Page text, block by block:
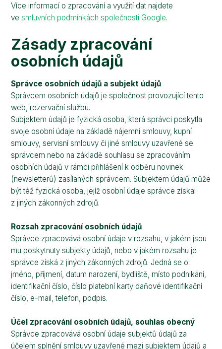
Více informací o zpracování a využití dat najdete
vesmluvních podmínkách společnosti Google.
Zásady zpracování
osobních údajů
Správce osobních údajů a subjekt údajů
Správcem osobních údajů je společnost provozující tento
web, rezervační službu.
Subjektem údajů je fyzická osoba, která správci poskytla
svoje osobní údaje na základě nájemní smlouvy, kupní
smlouvy, servisní smlouvy či jiné smlouvy uzavřené se
správcem nebo na základě souhlasu se zpracováním
osobních údajů v rámci přihlášení k odběru novinek
(newsletterů) zasílaných správcem. Subjektem údajů může
být též fyzická osoba, jejíž osobní údaje správce získal
z jiných zákonných zdrojů.
Rozsah zpracování osobních údajů
Správce zpracovává osobní údaje v rozsahu, v jakém jsou
mu poskytnuty subjekty údajů, nebo v jakém rozsahu je
správce získá z jiných zákonných zdrojů. Jedná se o:
jméno, příjmení, datum narození, bydliště, místo podnikání,
identifikační číslo, číslo platební karty daňové identifikační
číslo, e-mail, telefon, podpis.
Účel zpracování osobních údajů, souhlas obecný
Správce zpracovává osobní údaje subjektů údajů za
účelem splnění smlouvy uzavřené mezi subjektem údajů a